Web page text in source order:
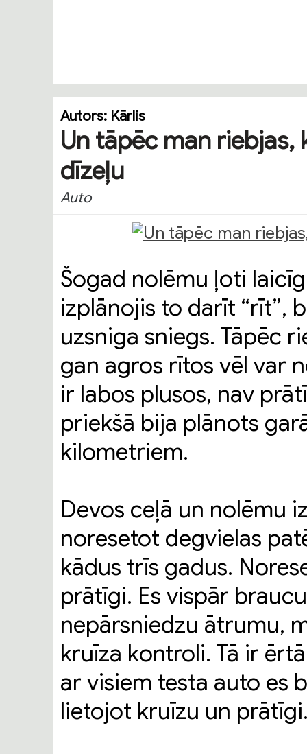
Autors: Kārlis
Un tāpēc man riebjas,
dīzeļu
Auto
Šogad nolēmu ļoti
izplānojis to darīt “rīt”,
uzsniga sniegs. Tāpēc
gan agros rītos vēl var
ir labos plusos, nav
priekšā bija plānots
kilometriem.
Devos ceļā un nolēmu
noresetot degvielas
kādus trīs gadus.
prātīgi. Es vispār
nepārsniedzu ātrumu,
kruīza kontroli. Tā ir
ar visiem testa auto es
lietojot kruīzu un